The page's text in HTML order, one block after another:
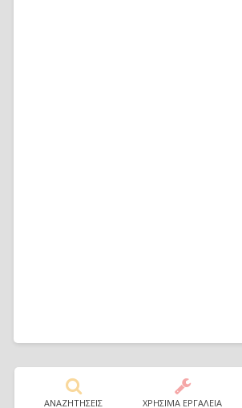
ΑΝΑΖΗΤΗΣΕΙΣ ΧΡΗΣΙΜΑ ΕΡΓΑΛΕΙΑ